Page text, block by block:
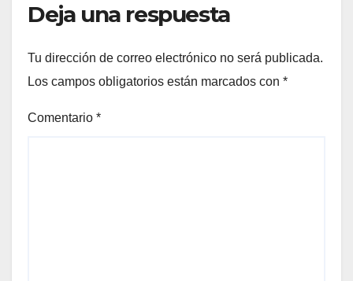
Deja una respuesta
Tu dirección de correo electrónico no será publicada.
Los campos obligatorios están marcados con *
Comentario *